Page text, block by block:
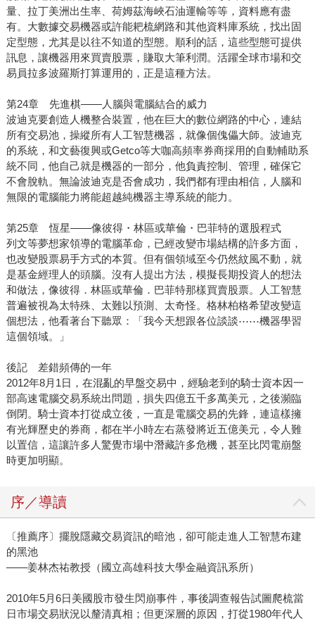
量、拉丁美洲出生率、荷姆茲海峽石油運輸等等，資料應有盡
有。大數據交易機器或許能耙梳網路和其他資料庫系統，找出固
定型態，尤其是以往不知道的型態。順利的話，這些型態可提供
訊息，讓機器用來買賣股票，賺取大筆利潤。活躍全球市場和交
易員拉多波羅斯打算運用的，正是這種方法。
第24章 先進棋——人腦與電腦結合的威力
波迪克要創造人機整合裝置，他在巨大的數位網路的中心，連結
所有交易池，操縱所有人工智慧機器，就像個傀儡大師。波迪克
的系統，和文藝復興或Getco等大咖高頻率券商採用的自動輔助系
統不同，他自己就是機器的一部分，他負責控制、管理，確保它
不會脫軌。無論波迪克是否會成功，我們都有理由相信，人腦和
無限的電腦能力將能超越純機器主導系統的能力。
第25章 恆星——像彼得・林區或華倫・巴菲特的選股程式
列文等夢想家領導的電腦革命，已經改變市場結構的許多方面，
也改變股票易手方式的本質。但有個領域至今仍然紋風不動，就
是基金經理人的頭腦。沒有人提出方法，模擬長期投資人的想法
和做法，像彼得．林區或華倫．巴菲特那樣買賣股票。人工智慧
普遍被視為太特殊、太難以預測、太奇怪。格林柏格希望改變這
個想法，他看著台下聽眾：「我今天想跟各位談談⋯⋯機器學習
這個領域。」
後記 差錯頻傳的一年
2012年8月1日，在混亂的早盤交易中，經驗老到的騎士資本因一
部高速電腦交易系統出問題，損失四億五千多萬美元，之後瀕臨
倒閉。騎士資本打從成立後，一直是電腦交易的先鋒，連這樣擁
有光輝歷史的券商，都在半小時左右蒸發將近五億美元，令人難
以置信，這讓許多人驚覺市場中潛藏許多危機，甚至比閃電崩盤
時更加明顯。
序／導讀
〔推薦序〕擺脫隱藏交易資訊的暗池，卻可能走進人工智慧布建
的黑池
——姜林杰祐教授（國立高雄科技大學金融資訊系所）
2010年5月6日美國股市發生閃崩事件，事後調查報告試圖爬梳當
日市場交易狀況以釐清真相；但更深層的原因，打從1980年代人